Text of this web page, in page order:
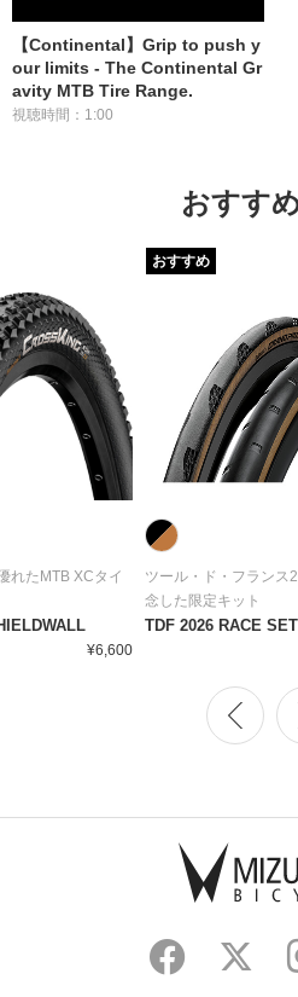
【Continental】Grip to push y
our limits - The Continental Gr
avity MTB Tire Range.
視聴時間：1:00
おすす
れたMTB XCタイ
¥6,600
ツール・ド・フランス
念した限定キット
TDF 2026 RACE SET
おすすめ